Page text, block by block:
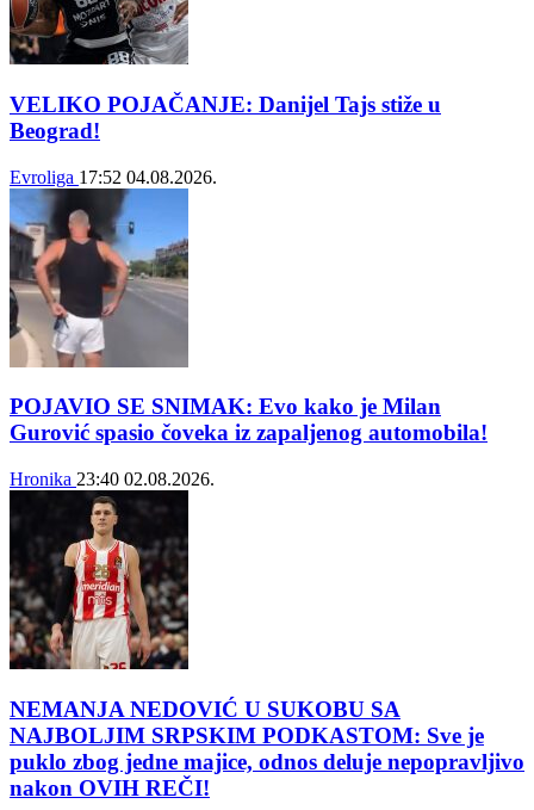
VELIKO POJAČANJE: Danijel Tajs stiže u
Beograd!
Evroliga 17:52 04.08.2026.
POJAVIO SE SNIMAK: Evo kako je Milan
Gurović spasio čoveka iz zapaljenog automobila!
Hronika 23:40 02.08.2026.
NEMANJA NEDOVIĆ U SUKOBU SA
NAJBOLJIM SRPSKIM PODKASTOM: Sve je
puklo zbog jedne majice, odnos deluje nepopravljivo
nakon OVIH REČI!